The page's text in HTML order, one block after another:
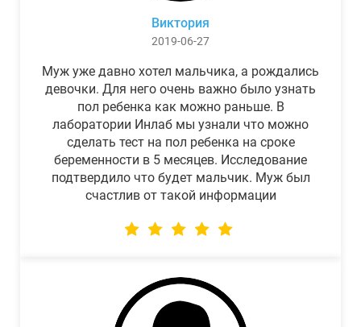
Виктория
2019-06-27
Муж уже давно хотел мальчика, а рождались
девочки. Для него очень важно было узнать
пол ребенка как можно раньше. В
лаборатории Инлаб мы узнали что можно
сделать тест на пол ребенка на сроке
беременности в 5 месяцев. Исследование
подтвердило что будет мальчик. Муж был
счастлив от такой информации